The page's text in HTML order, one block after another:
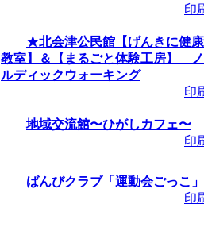
印
★北会津公民館【げんきに健康
教室】＆【まるごと体験工房】 ノ
ルディックウォーキング
印
地域交流館〜ひがしカフェ〜
印
ばんびクラブ「運動会ごっこ」
印